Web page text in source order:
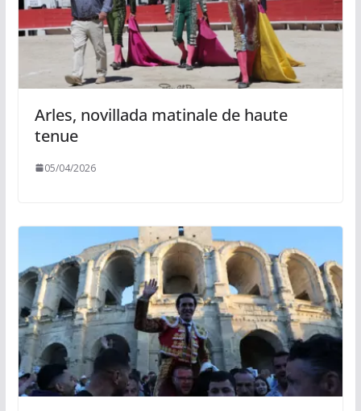
Arles, novillada matinale de haute
tenue
05/04/2026